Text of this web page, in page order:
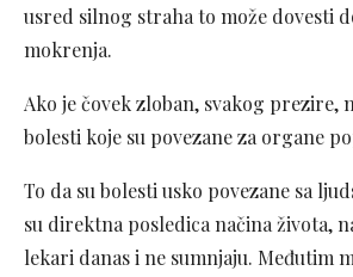
usred silnog straha to može dovesti
mokrenja.
Ako je čovek zloban, svakog prezire,
bolesti koje su povezane za organe
To da su bolesti usko povezane sa
su direktna posledica načina života,
lekari danas i ne sumnjaju. Međutim